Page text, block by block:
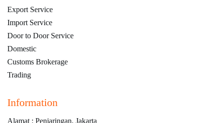
Export Service
Import Service
Door to Door Service
Domestic
Customs Brokerage
Trading
Information
Alamat : Penjaringan, Jakarta